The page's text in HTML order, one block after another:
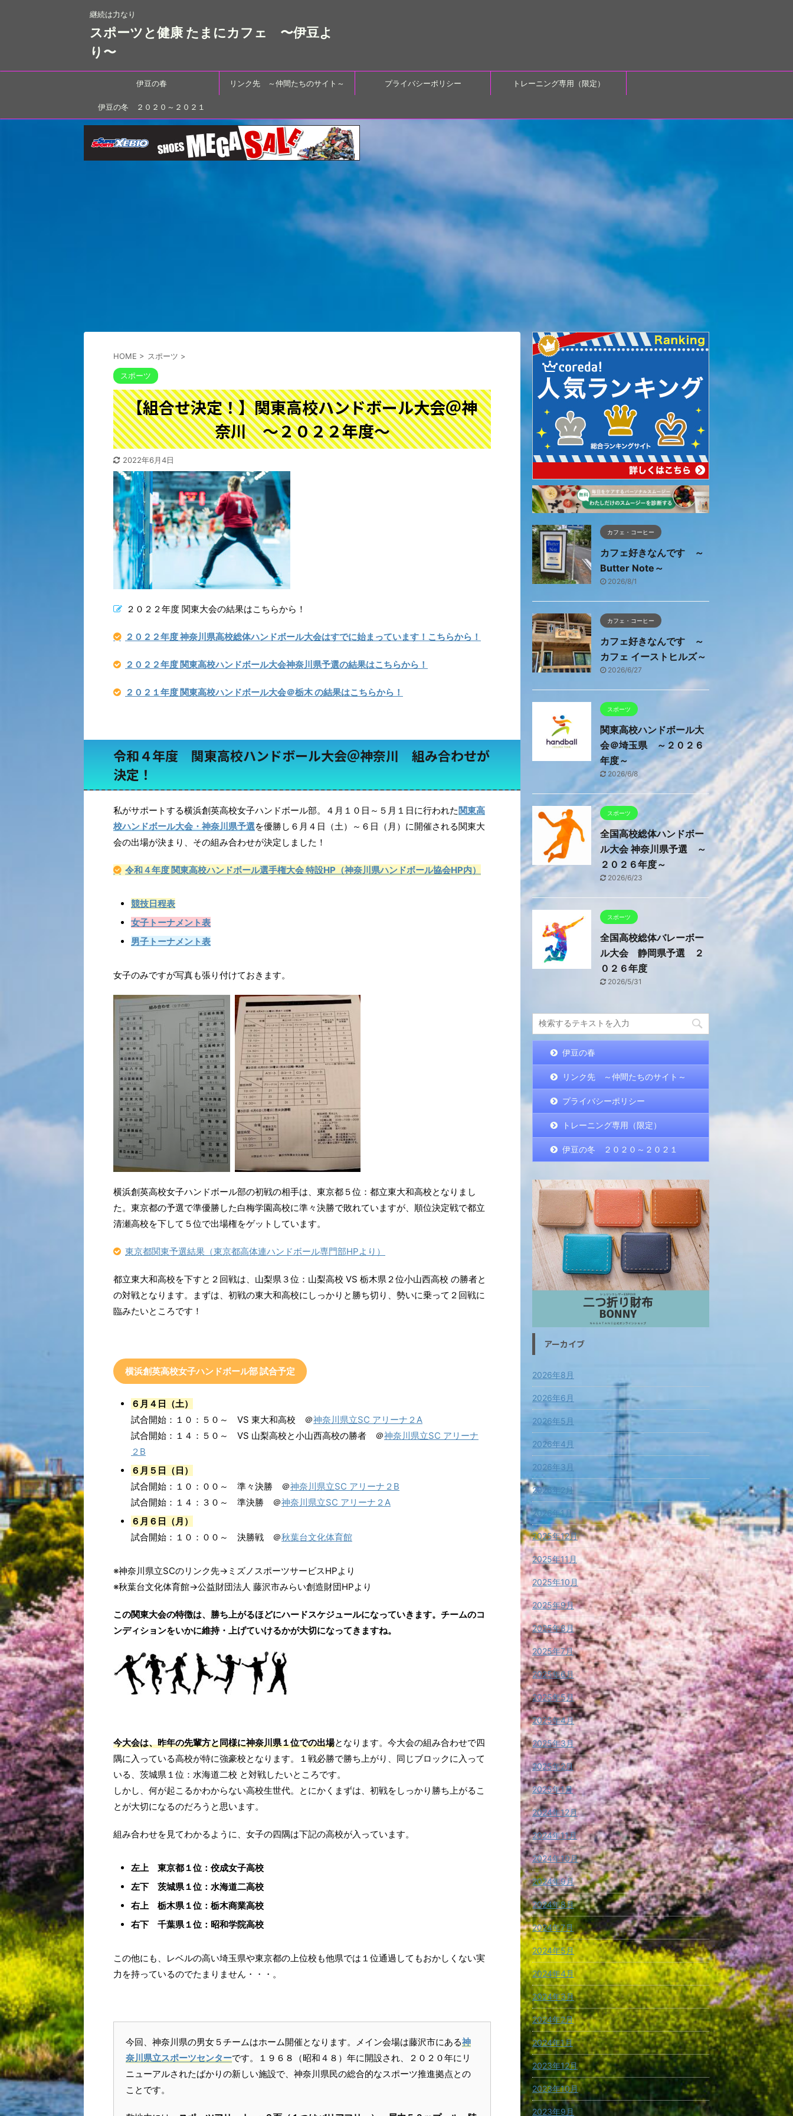
継続は力なり
スポーツと健康 たまにカフェ 〜伊豆よ
り〜
伊豆の春 リンク先 ～仲間たちのサイト～ プライバシーポリシー トレーニング専用（限定）
伊豆の冬 ２０２０～２０２１
HOME > スポーツ >
スポーツ
【組合せ決定！】関東高校ハンドボール大会＠神
奈川 ～２０２２年度～
2022年6月4日
２０２２年度 関東大会の結果はこちらから！
２０２２年度 神奈川県高校総体ハンドボール大会はすでに始まっています！こちらから！
２０２２年度 関東高校ハンドボール大会神奈川県予選の結果はこちらから！
２０２１年度 関東高校ハンドボール大会＠栃木 の結果はこちらから！
令和４年度 関東高校ハンドボール大会＠神奈川 組み合わせが
決定！
私がサポートする横浜創英高校女子ハンドボール部。４月１０日～５月１日に行われた関東高
校ハンドボール大会・神奈川県予選を優勝し６月４日（土）～６日（月）に開催される関東大
会の出場が決まり、その組み合わせが決定しました！
令和４年度 関東高校ハンドボール選手権大会 特設HP（神奈川県ハンドボール協会HP内）
競技日程表
女子トーナメント表
男子トーナメント表
女子のみですが写真も張り付けておきます。
横浜創英高校女子ハンドボール部の初戦の相手は、東京都５位：都立東大和高校となりまし
た。東京都の予選で準優勝した白梅学園高校に準々決勝で敗れていますが、順位決定戦で都立
清瀬高校を下して５位で出場権をゲットしています。
東京都関東予選結果（東京都高体連ハンドボール専門部HPより）
都立東大和高校を下すと２回戦は、山梨県３位：山梨高校 VS 栃木県２位小山西高校 の勝者と
の対戦となります。まずは、初戦の東大和高校にしっかりと勝ち切り、勢いに乗って２回戦に
臨みたいところです！
横浜創英高校女子ハンドボール部 試合予定
６月４日（土）
試合開始：１０：５０～ VS 東大和高校 ＠神奈川県立SC アリーナ２A
試合開始：１４：５０～ VS 山梨高校と小山西高校の勝者 ＠神奈川県立SC アリーナ
２B
６月５日（日）
試合開始：１０：００～ 準々決勝 ＠神奈川県立SC アリーナ２B
試合開始：１４：３０～ 準決勝 ＠神奈川県立SC アリーナ２A
６月６日（月）
試合開始：１０：００～ 決勝戦 ＠秋葉台文化体育館
※神奈川県立SCのリンク先→ミズノスポーツサービスHPより
※秋葉台文化体育館→公益財団法人 藤沢市みらい創造財団HPより
この関東大会の特徴は、勝ち上がるほどにハードスケジュールになっていきます。チームのコ
ンディションをいかに維持・上げていけるかが大切になってきますね。
今大会は、昨年の先輩方と同様に神奈川県１位での出場となります。今大会の組み合わせで四
隅に入っている高校が特に強豪校となります。１戦必勝で勝ち上がり、同じブロックに入って
いる、茨城県１位：水海道二校 と対戦したいところです。
しかし、何が起こるかわからない高校生世代。とにかくまずは、初戦をしっかり勝ち上がるこ
とが大切になるのだろうと思います。
組み合わせを見てわかるように、女子の四隅は下記の高校が入っています。
左上 東京都１位：佼成女子高校
左下 茨城県１位：水海道二高校
右上 栃木県１位：栃木商業高校
右下 千葉県１位：昭和学院高校
この他にも、レベルの高い埼玉県や東京都の上位校も他県では１位通過してもおかしくない実
力を持っているのでたまりません・・・。
今回、神奈川県の男女５チームはホーム開催となります。メイン会場は藤沢市にある神
奈川県立スポーツセンターです。１９６８（昭和４８）年に開設され、２０２０年にリ
ニューアルされたばかりの新しい施設で、神奈川県民の総合的なスポーツ推進拠点との
ことです。
カフェ・コーヒー
カフェ好きなんです ～
Butter Note～
2026/8/1
カフェ・コーヒー
カフェ好きなんです ～
カフェ イーストヒルズ～
2026/6/27
スポーツ
関東高校ハンドボール大
会＠埼玉県 ～２０２６
年度～
2026/6/8
スポーツ
全国高校総体ハンドボー
ル大会 神奈川県予選 ～
２０２６年度～
2026/6/23
スポーツ
全国高校総体バレーボー
ル大会 静岡県予選 ２
０２６年度
2026/5/31
伊豆の春
リンク先 ～仲間たちのサイト～
プライバシーポリシー
トレーニング専用（限定）
伊豆の冬 ２０２０～２０２１
アーカイブ
2026年8月
2026年6月
2026年5月
2026年4月
2026年3月
2026年2月
2026年1月
2025年12月
2025年11月
2025年10月
2025年9月
2025年8月
2025年7月
2025年6月
2025年5月
2025年4月
2025年3月
2025年2月
2025年1月
2024年12月
2024年11月
2024年10月
2024年9月
2024年8月
2024年7月
2024年5月
2024年4月
2024年3月
2024年2月
2024年1月
2023年12月
2023年10月
2023年9月